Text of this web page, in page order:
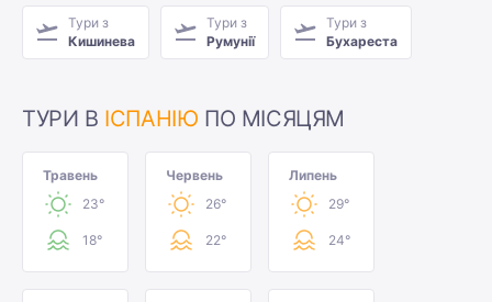
Тури з
Кишинева
Тури з
Румунії
Тури з
Бухареста
ТУРИ В ІСПАНІЮ ПО МІСЯЦЯМ
Травень
23°
18°
Червень
26°
22°
Липень
29°
24°